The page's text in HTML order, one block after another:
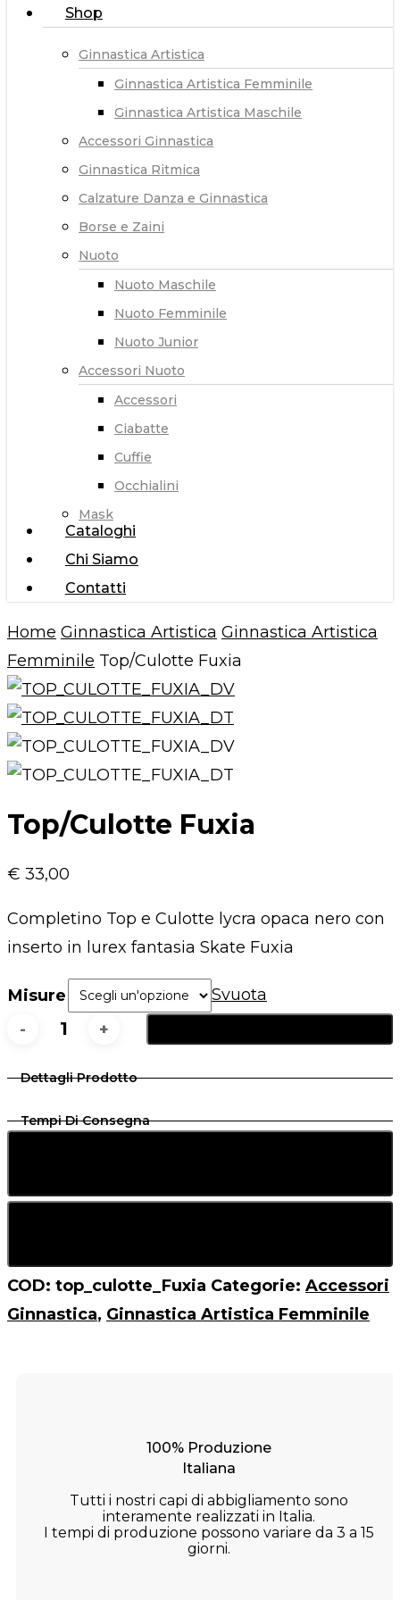
Shop
Ginnastica Artistica
Ginnastica Artistica Femminile
Ginnastica Artistica Maschile
Accessori Ginnastica
Ginnastica Ritmica
Calzature Danza e Ginnastica
Borse e Zaini
Nuoto
Nuoto Maschile
Nuoto Femminile
Nuoto Junior
Accessori Nuoto
Accessori
Ciabatte
Cuffie
Occhialini
Mask
Cataloghi
Chi Siamo
Contatti
Home Ginnastica Artistica Ginnastica Artistica
Femminile Top/Culotte Fuxia
Top/Culotte Fuxia
€ 33,00
Completino Top e Culotte lycra opaca nero con
inserto in lurex fantasia Skate Fuxia
Misure Svuota
Fuxia
Dettagli Prodotto
Tempi Di Consegna
COD: top_culotte_Fuxia Categorie: Accessori
Ginnastica, Ginnastica Artistica Femminile
100% Produzione
Italiana
Tutti i nostri capi di abbigliamento sono
interamente realizzati in Italia.
I tempi di produzione possono variare da 3 a 15
giorni.